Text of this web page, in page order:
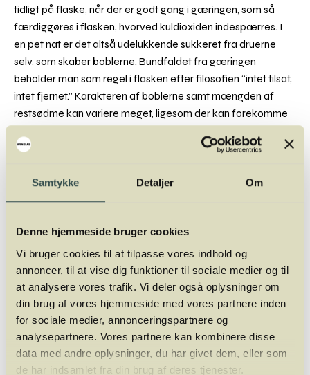
Samtykke Detaljer Om
Denne hjemmeside bruger cookies
Vi bruger cookies til at tilpasse vores indhold og
annoncer, til at vise dig funktioner til sociale medier og til
at analysere vores trafik. Vi deler også oplysninger om
din brug af vores hjemmeside med vores partnere inden
for sociale medier, annonceringspartnere og
analysepartnere. Vores partnere kan kombinere disse
data med andre oplysninger, du har givet dem, eller som
de har indsamlet fra din brug af deres tjenester.
tidligt på flaske, når der er godt gang i gæringen, som så
færdiggøres i flasken, hvorved kuldioxiden indespærres. I
en pet nat er det altså udelukkende sukkeret fra druerne
selv, som skaber boblerne. Bundfaldet fra gæringen
beholder man som regel i flasken efter filosofien “intet tilsat,
intet fjernet.” Karakteren af boblerne samt mængden af
restsødme kan variere meget, ligesom der kan forekomme
Spumante
Spumante er italiensk for skummende og den generelle
være hvid, rosé og endda rød, og de findes i alle
sødmegrader fra knastør til sliksød, lavet efter den klassiske
metode eller med den simplere Charmat-metode med
gæring på tryktank.
Især i det nordlige Italien fremstilles megen spumante, f.eks.
på Moscato -druen i Asti